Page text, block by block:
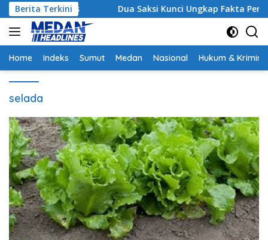
Langsung
ke
konten
Berita Terkini Dua Saksi Kunci Ungkap Fakta Persidangan
Home Indeks Sumut Medan Nasional Hukum &
selada